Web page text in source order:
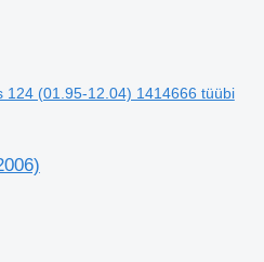
124 (01.95-12.04) 1414666 tüübi